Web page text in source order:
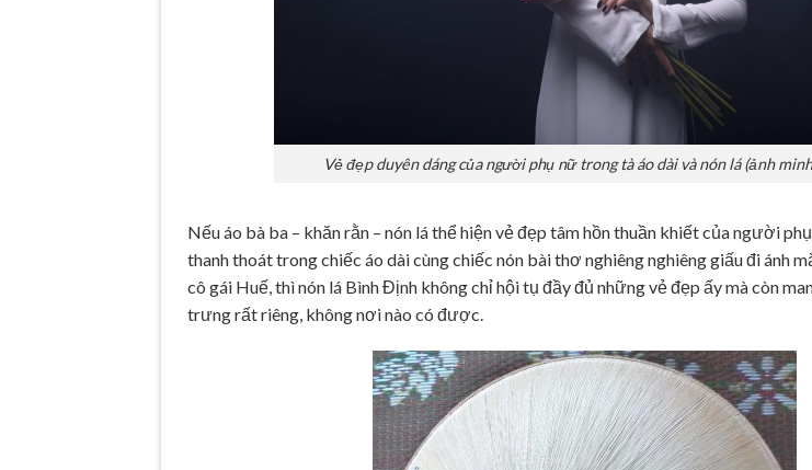
Vẻ đẹp duyên dáng của người phụ nữ trong tà áo dài và nón lá (ảnh
Nếu áo bà ba – khăn rằn – nón lá thể hiện vẻ đẹp tâm hồn thuần khiết của người
thanh thoát trong chiếc áo dài cùng chiếc nón bài thơ nghiêng nghiêng giấu đi ánh
cô gái Huế, thì nón lá Bình Định không chỉ hội tụ đầy đủ những vẻ đẹp ấy mà còn
trưng rất riêng, không nơi nào có được.